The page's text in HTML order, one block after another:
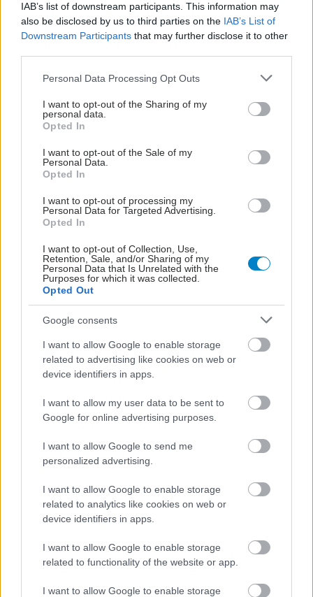
IAB’s list of downstream participants. This information may
also be disclosed by us to third parties on the IAB’s List of
Downstream Participants that may further disclose it to other
Please note that this website/app uses one or more Google
not limited to your visit or usage behaviour. You may click to
grant or deny consent to Google and its third-party tags to
use your data for below specified purposes in below Google
consent section.
Personal Data Processing Opt Outs
I want to opt-out of the Sharing of my
personal data.
Opted In
I want to opt-out of the Sale of my
Personal Data.
Opted In
I want to opt-out of processing my
Personal Data for Targeted Advertising.
Opted In
I want to opt-out of Collection, Use,
Retention, Sale, and/or Sharing of my
Personal Data that Is Unrelated with the
Purposes for which it was collected.
Opted Out
Google consents
I want to allow Google to enable storage
related to advertising like cookies on web or
device identifiers in apps.
I want to allow my user data to be sent to
Google for online advertising purposes.
I want to allow Google to send me
personalized advertising.
I want to allow Google to enable storage
related to analytics like cookies on web or
device identifiers in apps.
I want to allow Google to enable storage
related to functionality of the website or app.
I want to allow Google to enable storage
ΣΗΜΕΡΑ ΣΤΟ IATRONET.GR